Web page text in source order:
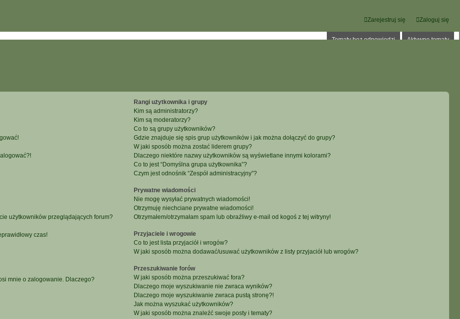
Zaloguj się
Zarejestruj się
Tematy bez odpowiedzi Aktywne tematy
użytkowników przeglądających forum?
czas!
mnie o zalogowanie. Dlaczego?
Rangi użytkownika i grupy
Kim są administratorzy?
Kim są moderatorzy?
Co to są grupy użytkowników?
Gdzie znajduje się spis grup użytkowników i jak można dołączyć do grupy?
W jaki sposób można zostać liderem grupy?
Dlaczego niektóre nazwy użytkowników są wyświetlane innymi kolorami?
Co to jest “Domyślna grupa użytkownika”?
Czym jest odnośnik “Zespół administracyjny”?
Prywatne wiadomości
Nie mogę wysyłać prywatnych wiadomości!
Otrzymuję niechciane prywatne wiadomości!
Otrzymałem/otrzymałam spam lub obraźliwy e-mail od kogoś z tej witryny!
Przyjaciele i wrogowie
Co to jest lista przyjaciół i wrogów?
W jaki sposób można dodawać/usuwać użytkowników z listy przyjaciół lub wrogów?
Przeszukiwanie forów
W jaki sposób można przeszukiwać fora?
Dlaczego moje wyszukiwanie nie zwraca wyników?
Dlaczego moje wyszukiwanie zwraca pustą stronę?!
Jak można wyszukać użytkowników?
W jaki sposób można znaleźć swoje posty i tematy?